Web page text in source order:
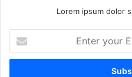
Lorem ipsum dolor
your
Email